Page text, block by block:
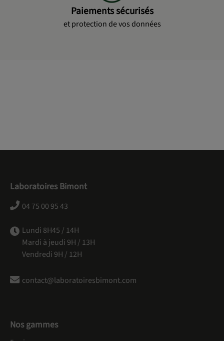
Paiements sécurisés
et protection de vos données
Laboratoires Bimont
04 75 00 95 43
Lundi 8H45 / 14H
Mardi à jeudi 9H / 13H
Vendredi 9H / 12H
contact@laboratoiresbimont.com
Nos gammes